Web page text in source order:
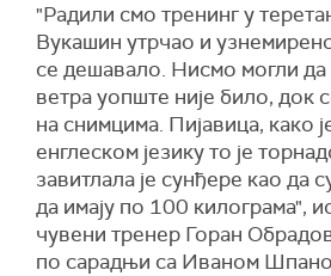
"Радили смо тренинг у
Вукашин утрчао и
се дешавало. Нисмо могли да
ветра уопште није било, док
на снимцима. Пијавица, како
енглеском језику то је
завитлала је сунђере као да
да имају по 100 килограма",
чувени тренер Горан
по сарадњи са Иваном